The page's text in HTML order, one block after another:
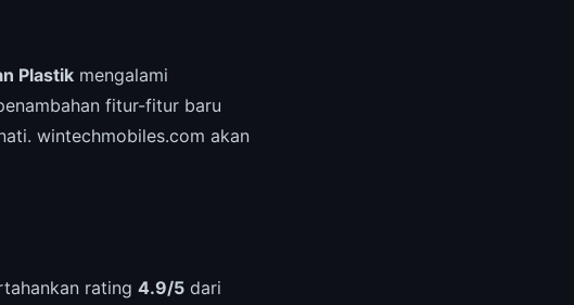
Plastik mengalami
fitur-fitur baru
wintechmobiles.com akan
rating 4.9/5 dari